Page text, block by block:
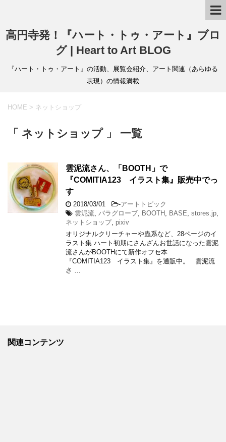
高円寺発！『ハート・トゥ・アート』ブロ
グ | Heart to Art BLOG
『ハート・トゥ・アート』の活動、展覧会紹介、アート関連（あらゆる
表現）の情報満載
HOME > ネットショップ
「 ネットショップ 」 一覧
雲泥流さん、「BOOTH」で
『COMITIA123 イラスト集』販売中でっ
す
2018/03/01 -アートトピック
雲泥流 パラグローブ BOOTH BASE stores.jp
ネットショップ, pixiv
オリジナルクリーチャーや蟲系など、28ページのイ
ラスト集 ハート初期にさんざんお世話になった雲泥
流さんがBOOTHにて新作オフセ本
『COMITIA123 イラスト集』を通販中。 雲泥流
さ …
関連コンテンツ